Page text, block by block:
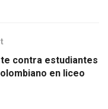
contra estudiantes
en liceo